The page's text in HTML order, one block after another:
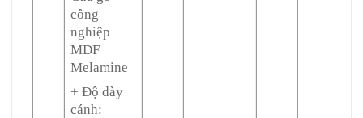
công
nghiệp
MDF
Melamine
+ Độ dày
cánh: